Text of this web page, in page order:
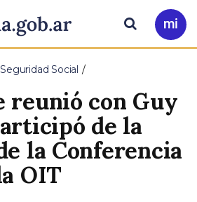
Ir
a
Buscar
Social
reunió con Guy
de la
la Conferencia
OIT